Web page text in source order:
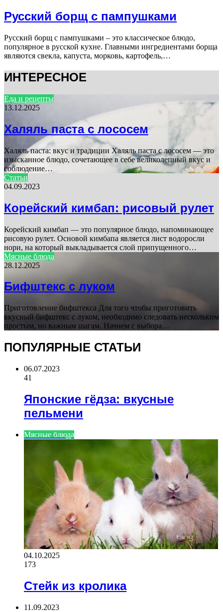
Русский борщ с пампушками
Русский борщ с пампушками – это классическое блюдо,
популярное в русской кухне. Главными ингредиентами борща
являются свекла, капуста, морковь, картофель,…
ИНТЕРЕСНОЕ
Еда и рецепты
13.12.2025
Халяль паста с лососем
Халяль паста: вкус и традиции Халяль паста с лососем — это
изысканное блюдо, сочетающее в себе великолепный вкус и
соблюдение…
Статьи
04.09.2023
Корейский кимбап: рисовый рулет
Корейский кимбап — это популярное блюдо, напоминающее
рисовую рулет. Основой кимбапа является лист водоросли
нори, на который выкладывается слой припущенного…
Мясные блюда
28.12.2025
Бифштекс с луком
Приготовление бифштекса Для того чтобы приготовить
вкусный бифштекс с луком, необходимо следовать нескольким
простым, но важным шагам. Начнем с выбора…
ПОПУЛЯРНЫЕ СТАТЬИ
06.07.2023
41
Японские гёдза: вкусные
пельмени
Мясные блюда
04.10.2025
173
Стейк из кролика
11.09.2023